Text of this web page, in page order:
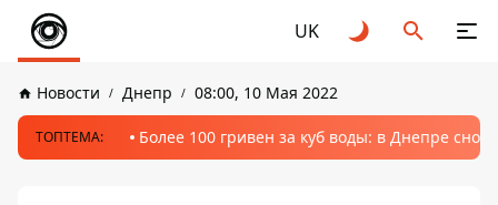
UK
Новости Днепр 08:00, 10 Мая 2022
ТОПТЕМА: Более 100 гривен за куб воды: в Днепре